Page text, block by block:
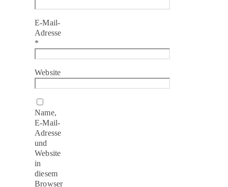
E-Mail-
Adresse
*
Website
Name,
E-Mail-
Adresse
und
Website
in
diesem
Browser